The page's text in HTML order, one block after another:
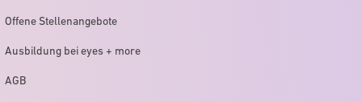
Offene Stellenangebote
Ausbildung bei eyes + more
AGB